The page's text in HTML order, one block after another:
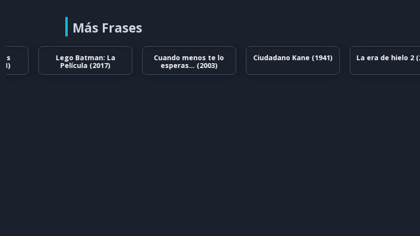
Más Frases
Lego Batman: La
Película (2017)
Cuando menos te lo
esperas… (2003)
Ciudadano Kane (1941) La era de hielo 2 (2006)